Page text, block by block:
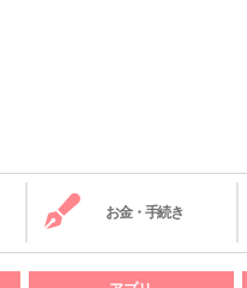
お金・手続き